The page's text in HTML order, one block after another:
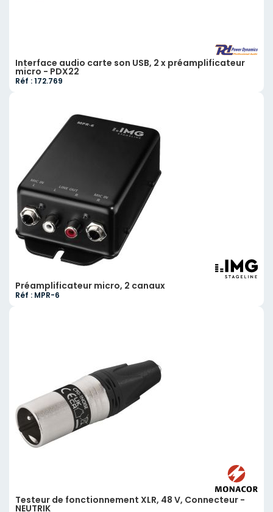
Interface audio carte son USB, 2 x préamplificateur
micro - PDX22
Réf : 172.769
Préamplificateur micro, 2 canaux
Réf : MPR-6
Testeur de fonctionnement XLR, 48 V, Connecteur -
NEUTRIK